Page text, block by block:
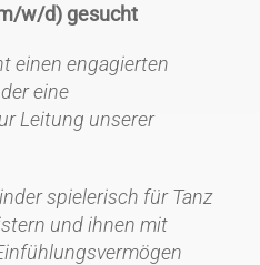
w/d) gesucht
einen engagierten
eine
Leitung unserer
spielerisch für Tanz
und ihnen mit